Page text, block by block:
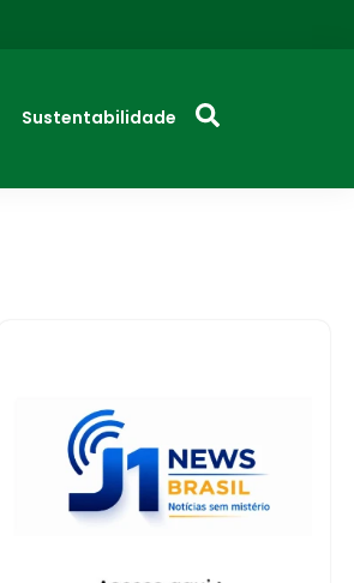
Sustentabilidade